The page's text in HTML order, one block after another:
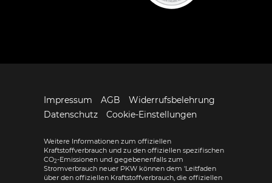
Impressum AGB
Widerrufsbelehrung
Datenschutz
Cookie-Einstellungen
Weitere Informationen zum offiziellen
Kraftstoffverbrauch und zu den offiziellen spezifischen
CO2-Emissionen und gegebenenfalls zum
Stromverbrauch neuer PKW können dem 'Leitfaden
über den offiziellen Kraftstoffverbrauch, die offiziellen